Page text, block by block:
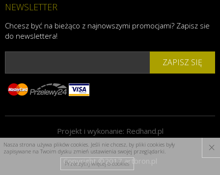
NEWSLETTER
Chcesz być na bieżąco z najnowszymi promocjami? Zapisz sie
do newslettera!
ZAPISZ SIĘ
Projekt i wykonanie: Redhand.pl
Copyright ©2017 artbron.pl
Nasza strona używa plików cookies. Jeśli nie chcesz, by pliki cookies były
zapisywane na Twoim dysku zmień ustawienia swojej przeglądarki.
×
Przeczytaj więcej o cookies